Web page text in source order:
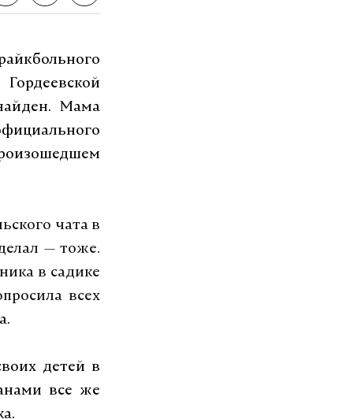
Мама
чата в
— тоже.
в садике
всех
детей в
все же